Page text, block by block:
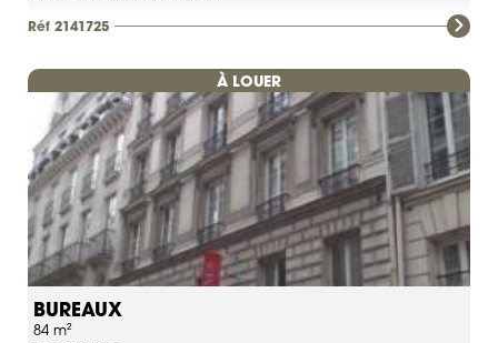
Réf 2141725
À LOUER
BUREAUX
84 m²